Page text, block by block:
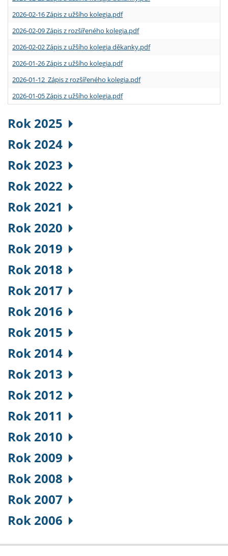
2026-02-16 Zápis z užšího kolegia.pdf
2026-02-09 Zápis z rozšířeného kolegia.pdf
2026-02-02 Zápis z užšího kolegia děkanky.pdf
2026-01-26 Zápis z užšího kolegia.pdf
2026-01-12 Zápis z rozšířeného kolegia.pdf
2026-01-05 Zápis z užšího kolegia.pdf
Rok 2025
Rok 2024
Rok 2023
Rok 2022
Rok 2021
Rok 2020
Rok 2019
Rok 2018
Rok 2017
Rok 2016
Rok 2015
Rok 2014
Rok 2013
Rok 2012
Rok 2011
Rok 2010
Rok 2009
Rok 2008
Rok 2007
Rok 2006